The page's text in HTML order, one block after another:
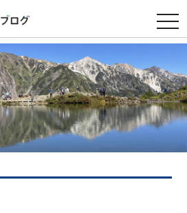
t
o
g
e
n
a
v
i
g
i